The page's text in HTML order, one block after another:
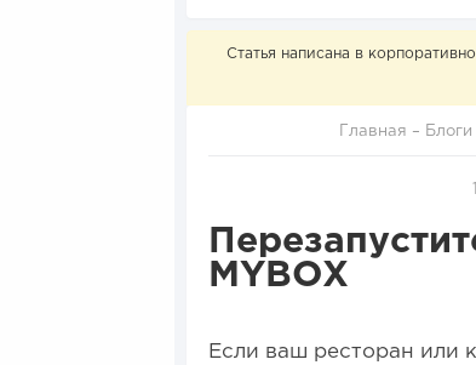
Статья написана в
Главная – Блоги
MYBOX
Если ваш ресторан или